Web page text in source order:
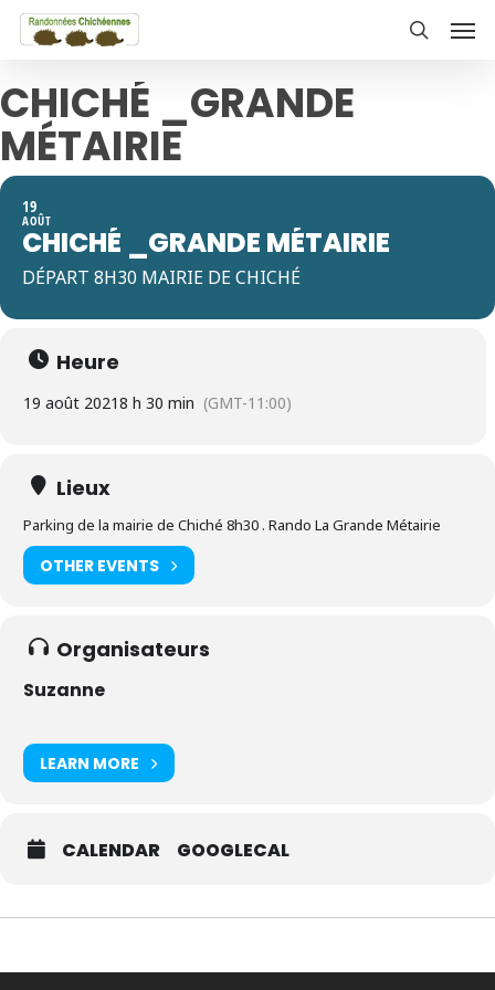
Skip
content
CHICHÉ _GRANDE
MÉTAIRIE
19
AOÛT
CHICHÉ _GRANDE MÉTAIRIE
DÉPART 8H30 MAIRIE DE CHICHÉ
Heure
19 août 20218 h 30 min (GMT-11:00)
Lieux
Parking de la mairie de Chiché 8h30 . Rando La Grande Métairie
OTHER EVENTS
Organisateurs
Suzanne
LEARN MORE
CALENDAR GOOGLECAL